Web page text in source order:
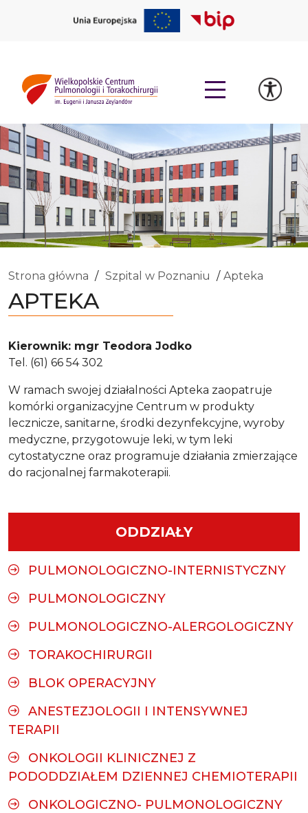
Strona główna Szpital w Poznaniu Apteka
APTEKA
Kierownik: mgr Teodora Jodko
Tel. (61) 66 54 302
W ramach swojej działalności Apteka zaopatruje
komórki organizacyjne Centrum w produkty
lecznicze, sanitarne, środki dezynfekcyjne, wyroby
medyczne, przygotowuje leki, w tym leki
cytostatyczne oraz programuje działania zmierzające
do racjonalnej farmakoterapii.
ODDZIAŁY
PULMONOLOGICZNO-INTERNISTYCZNY
PULMONOLOGICZNY
PULMONOLOGICZNO-ALERGOLOGICZNY
TORAKOCHIRURGII
BLOK OPERACYJNY
ANESTEZJOLOGII I INTENSYWNEJ
TERAPII
ONKOLOGII KLINICZNEJ Z
PODODDZIAŁEM DZIENNEJ CHEMIOTERAPII
ONKOLOGICZNO- PULMONOLOGICZNY